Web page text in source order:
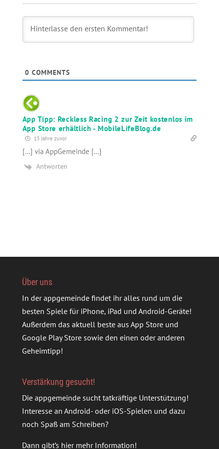
0 COMMENTS
App Tipp: Reckless Racing 2 zur Zeit kostenlos im
App Store erhältlich - MobileLifeBlog.de
13 Jahre zuvor
[…] via AppGemeinde […]
Antworten
Über uns
In der appgemeinde findet ihr alles rund um die
besten Spiele für iPhone, iPad und Android-Geräte!
Außerdem das aktuell beste aus App Store und
Google Play Store sowie den einen oder anderen
Geheimtipp!
Verstärkung gesucht!
Die appgemeinde sucht tatkräftige Unterstützung!
Interesse an Android- oder iOS-Spielen und dazu
noch Spaß am Schreiben?
Dann gibt’s hier mehr Information!